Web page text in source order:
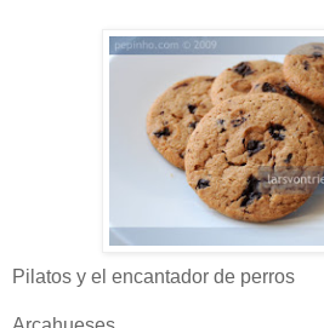
Pilatos y el encantador de perros